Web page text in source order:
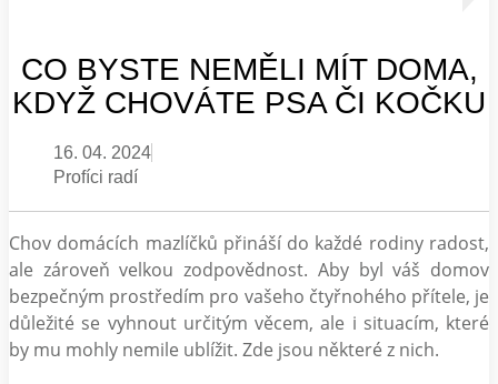
CO BYSTE NEMĚLI MÍT DOMA,
KDYŽ CHOVÁTE PSA ČI KOČKU
16. 04. 2024
Profíci radí
Chov domácích mazlíčků přináší do každé rodiny radost,
ale zároveň velkou zodpovědnost. Aby byl váš domov
bezpečným prostředím pro vašeho čtyřnohého přítele, je
důležité se vyhnout určitým věcem, ale i situacím, které
by mu mohly nemile ublížit. Zde jsou některé z nich.